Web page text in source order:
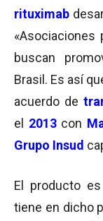
rituximab
«Asociaciones
buscan
Brasil. Es así
acuerdo de
el 2013con
Grupo Insud
El producto
tiene en dicho